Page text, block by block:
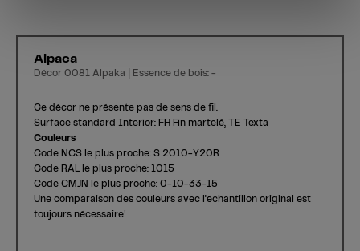
Alpaca
Décor 0081 Alpaka | Essence de bois: -
Ce décor ne présente pas de sens de fil.
Surface standard Interior: FH Fin martelé, TE Texta
Couleurs
Code NCS le plus proche: S 2010-Y20R
Code RAL le plus proche: 1015
Code CMJN le plus proche: 0-10-33-15
Une comparaison des couleurs avec l'échantillon original est
toujours nécessaire!